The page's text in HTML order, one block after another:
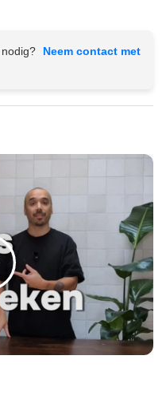
Neem contact met